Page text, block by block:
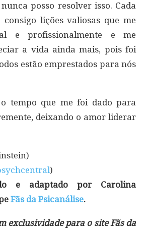
posso resolver isso. Cada
lições valiosas que me
e profissionalmente e me
a vida ainda mais, pois foi
estão emprestados para nós
tempo que me foi dado para
deixando o amor liderar
)
e adaptado por Carolina
Fãs da Psicanálise.
exclusividade para o site Fãs da